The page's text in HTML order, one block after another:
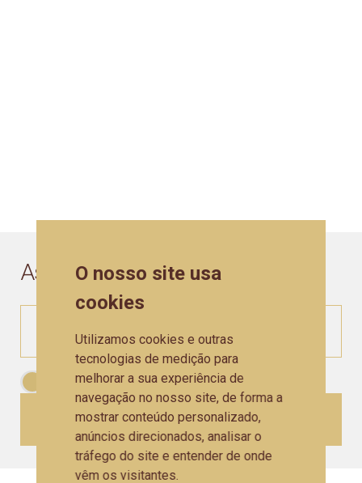
O nosso site usa
cookies
Utilizamos cookies e outras
tecnologias de medição para
melhorar a sua experiência de
navegação no nosso site, de forma a
mostrar conteúdo personalizado,
anúncios direcionados, analisar o
tráfego do site e entender de onde
vêm os visitantes.
Assine a nossaNewsletter
Aceito asPolíticas de Privacidade
CADASTRAR